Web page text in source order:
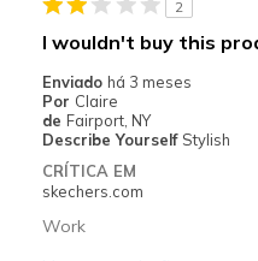
Got Hole in Bottom Quickly
Melhores utilizações
Casual Wear
Travel
2
I wouldn't buy this
Enviado há 3 meses
Por Claire
de Fairport, NY
Describe Yourself Stylish
CRÍTICA EM
skechers.com
Work